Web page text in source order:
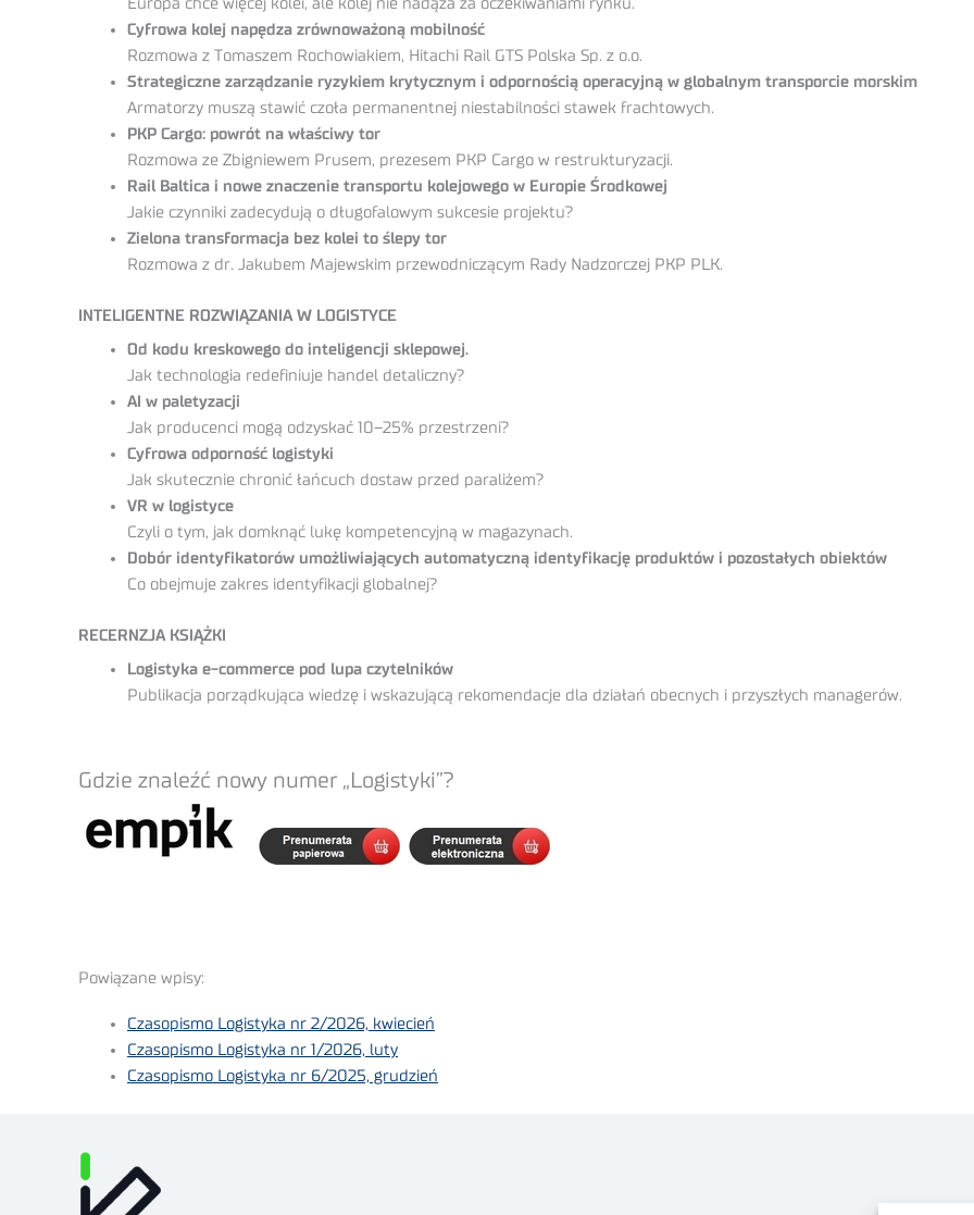
Europa chce więcej kolei, ale kolej nie nadąża za oczekiwaniami rynku.
Cyfrowa kolej napędza zrównoważoną mobilność
Rozmowa z Tomaszem Rochowiakiem, Hitachi Rail GTS Polska Sp. z o.o.
Strategiczne zarządzanie ryzykiem krytycznym i odpornością operacyjną w globalnym transporcie morskim
Armatorzy muszą stawić czoła permanentnej niestabilności stawek frachtowych.
PKP Cargo: powrót na właściwy tor
Rozmowa ze Zbigniewem Prusem, prezesem PKP Cargo w restrukturyzacji.
Rail Baltica i nowe znaczenie transportu kolejowego w Europie Środkowej
Jakie czynniki zadecydują o długofalowym sukcesie projektu?
Zielona transformacja bez kolei to ślepy tor
Rozmowa z dr. Jakubem Majewskim przewodniczącym Rady Nadzorczej PKP PLK.
INTELIGENTNE ROZWIĄZANIA W LOGISTYCE
Od kodu kreskowego do inteligencji sklepowej.
Jak technologia redefiniuje handel detaliczny?
AI w paletyzacji
Jak producenci mogą odzyskać 10–25% przestrzeni?
Cyfrowa odporność logistyki
Jak skutecznie chronić łańcuch dostaw przed paraliżem?
VR w logistyce
Czyli o tym, jak domknąć lukę kompetencyjną w magazynach.
Dobór identyfikatorów umożliwiających automatyczną identyfikację produktów i pozostałych obiektów
Co obejmuje zakres identyfikacji globalnej?
RECERNZJA KSIĄŻKI
Logistyka e-commerce pod lupa czytelników
Publikacja porządkująca wiedzę i wskazującą rekomendacje dla działań obecnych i przyszłych managerów.
Gdzie znaleźć nowy numer „Logistyki”?
Powiązane wpisy:
Czasopismo Logistyka nr 2/2026, kwiecień
Czasopismo Logistyka nr 1/2026, luty
Czasopismo Logistyka nr 6/2025, grudzień